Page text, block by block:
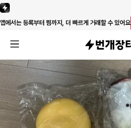
앱에서는 등록부터 찜까지, 더 빠르게 거래할 수 있어요